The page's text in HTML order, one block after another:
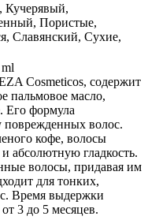
Кучерявый,
Пористые,
Славянский, Сухие,
Cosmeticos, содержит
пальмовое масло,
Его формула
поврежденных волос.
кофе, волосы
абсолютную гладкость.
волосы, придавая им
для тонких,
Время выдержки
3 до 5 месяцев.